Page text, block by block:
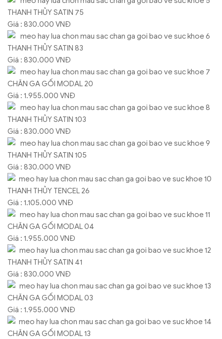
THANH THỦY SATIN 75
Giá : 830.000 VNĐ
THANH THỦY SATIN 83
Giá : 830.000 VNĐ
CHĂN GA GỐI MODAL 20
Giá : 1.955.000 VNĐ
THANH THỦY SATIN 103
Giá : 830.000 VNĐ
THANH THỦY SATIN 105
Giá : 830.000 VNĐ
THANH THỦY TENCEL 26
Giá : 1.105.000 VNĐ
CHĂN GA GỐI MODAL 04
Giá : 1.955.000 VNĐ
THANH THỦY SATIN 41
Giá : 830.000 VNĐ
CHĂN GA GỐI MODAL 03
Giá : 1.955.000 VNĐ
CHĂN GA GỐI MODAL 13